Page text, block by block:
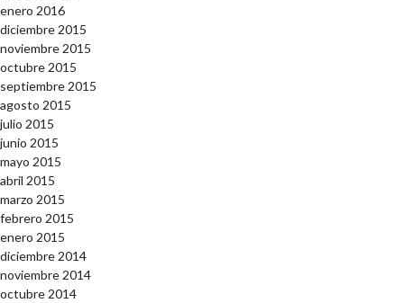
enero 2016
diciembre 2015
noviembre 2015
octubre 2015
septiembre 2015
agosto 2015
julio 2015
junio 2015
mayo 2015
abril 2015
marzo 2015
febrero 2015
enero 2015
diciembre 2014
noviembre 2014
octubre 2014